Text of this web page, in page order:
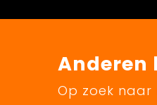
Anderen
Op zoek naar